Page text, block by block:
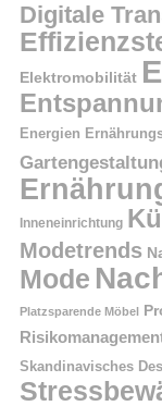
Digitale
Elektromobilität
Energien
Inneneinrichtung
Modetrends
Mode
Platzsparende Möbel
Skandinavisches